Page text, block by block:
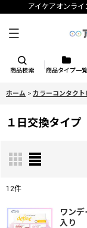
アイケアオンラ
商品検索 商品タイプ一覧
ホーム > カラーコンタクト
１日交換タイプ
表示数:
12件
ワン
入り